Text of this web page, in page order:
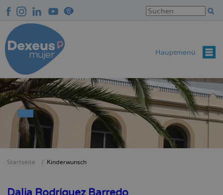
zum
Inhalt
Hauptmenü
Startseite Kinderwunsch